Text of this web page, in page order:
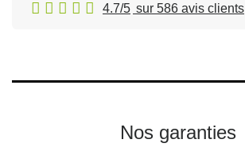
4.7/5 sur 586 avis clients
Nos garanties